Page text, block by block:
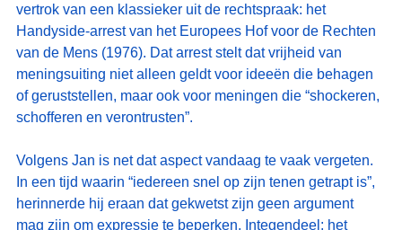
vertrok van een klassieker uit de rechtspraak: het
Handyside-arrest van het Europees Hof voor de Rechten
van de Mens (1976). Dat arrest stelt dat vrijheid van
meningsuiting niet alleen geldt voor ideeën die behagen
of geruststellen, maar ook voor meningen die “shockeren,
schofferen en verontrusten”.
Volgens Jan is net dat aspect vandaag te vaak vergeten.
In een tijd waarin “iedereen snel op zijn tenen getrapt is”,
herinnerde hij eraan dat gekwetst zijn geen argument
mag zijn om expressie te beperken. Integendeel: het